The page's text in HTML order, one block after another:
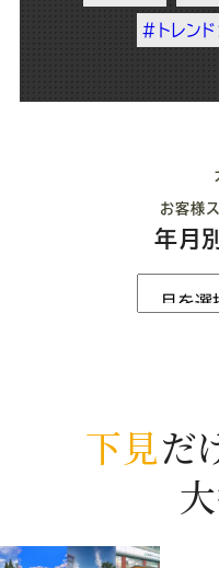
#トレン
お客様
年月
下見だ